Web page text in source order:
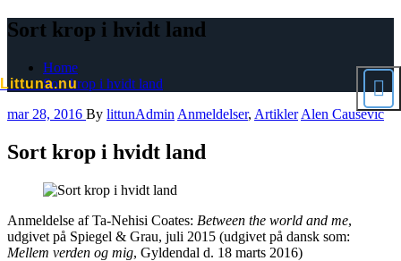
Skip
to
Littuna.nu
Sort krop i hvidt land
Home
Sort krop i hvidt land
mar 28, 2016 By littunAdmin Anmeldelser, Artikler Alen Causevic
Sort krop i hvidt land
Anmeldelse af Ta-Nehisi Coates: Between the world and me,
udgivet på Spiegel & Grau, juli 2015 (udgivet på dansk som:
Mellem verden og mig, Gyldendal d. 18 marts 2016)